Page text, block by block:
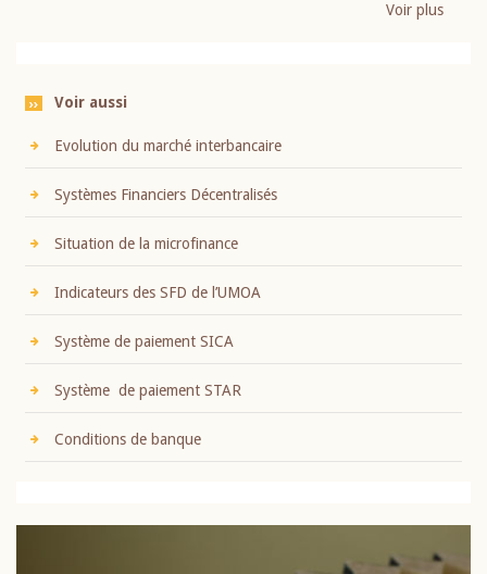
Voir plus
Voir aussi
Evolution du marché interbancaire
Systèmes Financiers Décentralisés
Situation de la microfinance
Indicateurs des SFD de l’UMOA
Système de paiement SICA
Système de paiement STAR
Conditions de banque